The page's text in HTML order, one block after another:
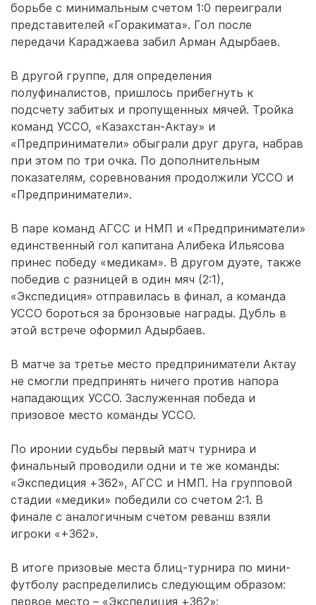
борьбе с минимальным счетом 1:0 переиграли
представителей «Горакимата». Гол после
передачи Караджаева забил Арман Адырбаев.
В другой группе, для определения
полуфиналистов, пришлось прибегнуть к
подсчету забитых и пропущенных мячей. Тройка
команд УССО, «Казахстан-Актау» и
«Предприниматели» обыграли друг друга, набрав
при этом по три очка. По дополнительным
показателям, соревнования продолжили УССО и
«Предприниматели».
В паре команд АГСС и НМП и «Предприниматели»
единственный гол капитана Алибека Ильясова
принес победу «медикам». В другом дуэте, также
победив с разницей в один мяч (2:1),
«Экспедиция» отправилась в финал, а команда
УССО бороться за бронзовые награды. Дубль в
этой встрече оформил Адырбаев.
В матче за третье место предприниматели Актау
не смогли предпринять ничего против напора
нападающих УССО. Заслуженная победа и
призовое место команды УССО.
По иронии судьбы первый матч турнира и
финальный проводили одни и те же команды:
«Экспедиция +362», АГСС и НМП. На групповой
стадии «медики» победили со счетом 2:1. В
финале с аналогичным счетом реванш взяли
игроки «+362».
В итоге призовые места блиц-турнира по мини-
футболу распределились следующим образом:
первое место – «Экспедиция +362»;